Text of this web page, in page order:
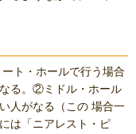
ト・ホールで行う場合
る。②ミドル・ホール
人がなる（この 場合一
は「ニアレスト・ピ